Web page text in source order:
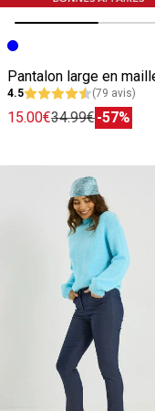
Image précédente
Image suivante
4.5 (79 avis)
15.00€34.99€-57%